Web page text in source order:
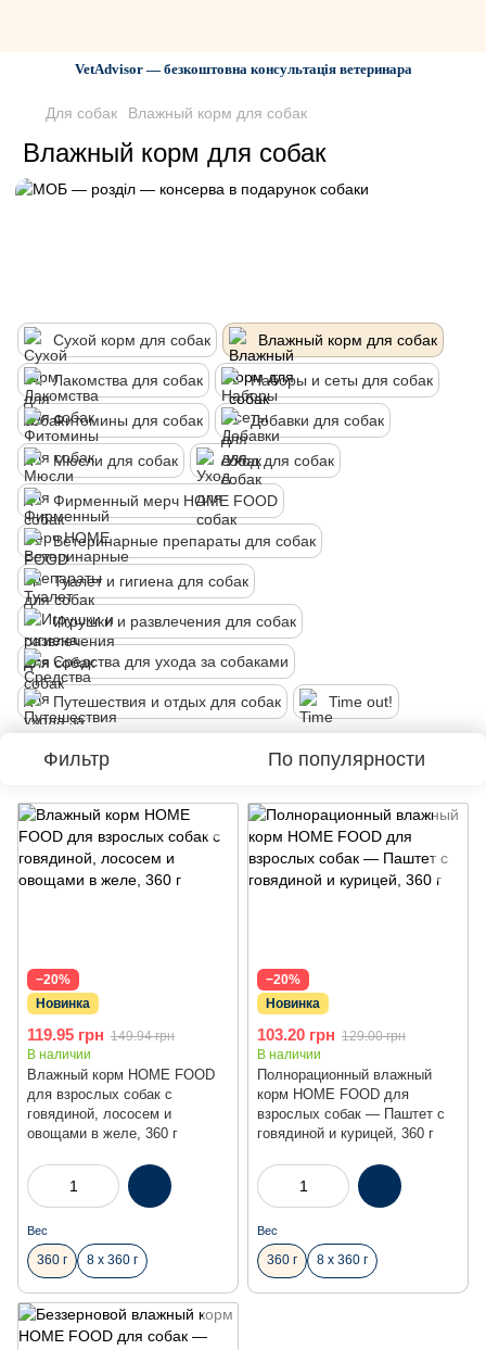
VetAdvisor — безкоштовна консультація ветеринара
Для собак Влажный корм для собак
Влажный корм для собак
Сухой корм для собак Влажный корм для собак
Лакомства для собак Наборы и сеты для собак
Фитомины для собак Добавки для собак
Мюсли для собак Уход для собак
Фирменный мерч HOME FOOD
Ветеринарные препараты для собак
Туалет и гигиена для собак
Игрушки и развлечения для собак
Средства для ухода за собаками
Путешествия и отдых для собак Time out!
Фильтр По популярности
−20%
Новинка
Влажный корм HOME FOOD
для взрослых собак с
говядиной, лососем и
овощами в желе, 360 г
119.95 грн 149.94 грн
В наличии
Вес
360 г 8 х 360 г
−20%
Новинка
Полнорационный влажный
корм HOME FOOD для
взрослых собак — Паштет с
говядиной и курицей, 360 г
103.20 грн 129.00 грн
В наличии
Вес
360 г 8 х 360 г